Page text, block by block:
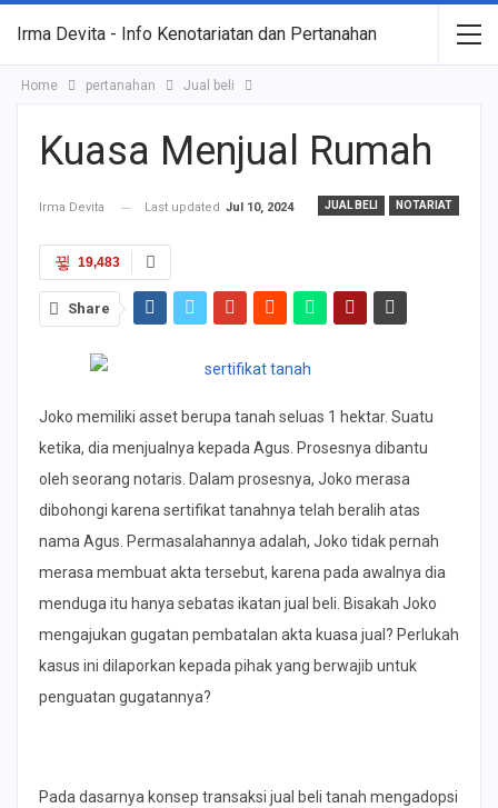
Irma Devita - Info Kenotariatan dan Pertanahan
Home pertanahan Jual beli
Kuasa Menjual Rumah
JUAL BELI NOTARIAT
Irma Devita Last updated Jul 10, 2024
19,483
Share
Joko memiliki asset berupa tanah seluas 1 hektar. Suatu
ketika, dia menjualnya kepada Agus. Prosesnya dibantu
oleh seorang notaris. Dalam prosesnya, Joko merasa
dibohongi karena sertifikat tanahnya telah beralih atas
nama Agus. Permasalahannya adalah, Joko tidak pernah
merasa membuat akta tersebut, karena pada awalnya dia
menduga itu hanya sebatas ikatan jual beli. Bisakah Joko
mengajukan gugatan pembatalan akta kuasa jual? Perlukah
kasus ini dilaporkan kepada pihak yang berwajib untuk
penguatan gugatannya?
Pada dasarnya konsep transaksi jual beli tanah mengadopsi